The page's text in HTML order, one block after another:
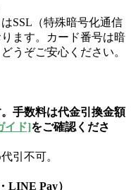
SSL（特殊暗号化通信
ます。カード番号は暗
うぞご安心ください。
手数料は代金引換金額
イド]をご確認くださ
引不可。
LINE Pay）